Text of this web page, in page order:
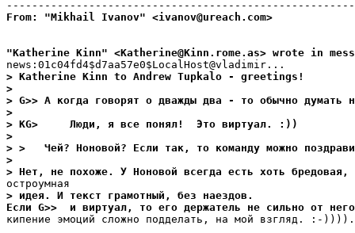
From: "Mikhail Ivanov" <ivanov@ureach.com>
"Katherine Kinn" <Katherine@Kinn.rome.as> wrote in
> Katherine Kinn to Andrew Tupkalo - greetings!
>
> G>> А когда говорят о дважды два - то обычно думать
>
> KG>     Люди, я все понял!  Это виртуал. :))
>
> >   Чей? Ноновой? Если так, то команду можно
>
> Нет, не похоже. У Hоновой всегда есть хоть бредовая,
> идея. И текст грамотный, без наездов.
Если G>>  и виртуал, то его держатель не сильно от
кипение эмоций сложно подделать, на мой взгляд. :-)))).